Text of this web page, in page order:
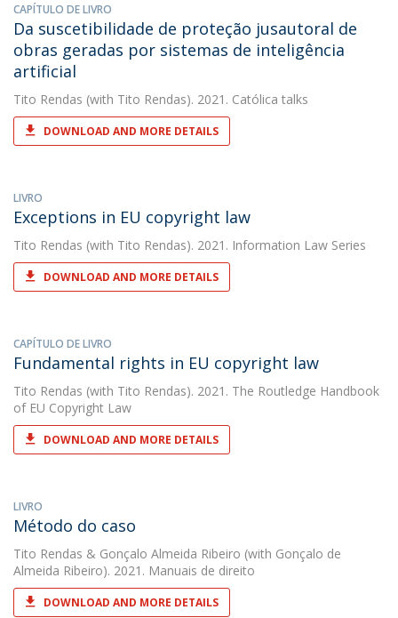
CAPÍTULO DE LIVRO
Da suscetibilidade de proteção jusautoral de
obras geradas por sistemas de inteligência
artificial
Tito Rendas (with Tito Rendas). 2021. Católica talks
DOWNLOAD AND MORE DETAILS
LIVRO
Exceptions in EU copyright law
Tito Rendas (with Tito Rendas). 2021. Information Law Series
DOWNLOAD AND MORE DETAILS
CAPÍTULO DE LIVRO
Fundamental rights in EU copyright law
Tito Rendas (with Tito Rendas). 2021. The Routledge Handbook
of EU Copyright Law
DOWNLOAD AND MORE DETAILS
LIVRO
Método do caso
Tito Rendas & Gonçalo Almeida Ribeiro (with Gonçalo de
Almeida Ribeiro). 2021. Manuais de direito
DOWNLOAD AND MORE DETAILS